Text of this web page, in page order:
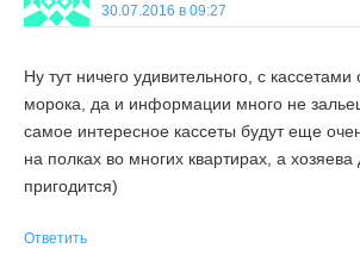
30.07.2016 в 09:27
Ну тут ничего удивительного, с кассетами
морока, да и информации много не
самое интересное кассеты будут еще
на полках во многих квартирах, а хозяева
пригодится)
Ответить